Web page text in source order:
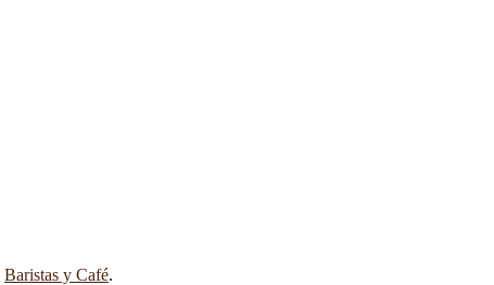
Baristas y Café.